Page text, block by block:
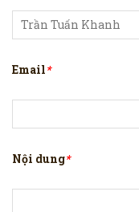
Email*
Nội dung*